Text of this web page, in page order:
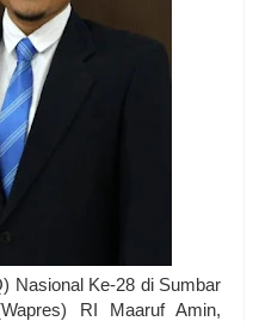
Nasional Ke-28 di Sumbar
RI Maaruf Amin,